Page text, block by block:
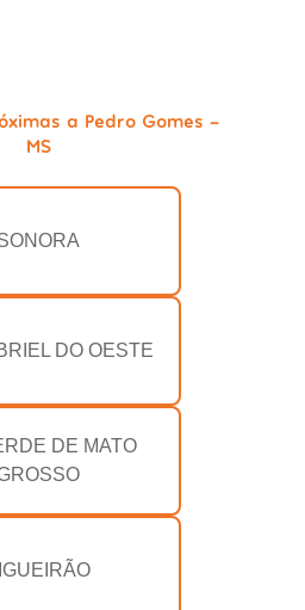
a Pedro Gomes -
MS
DO OESTE
DE MATO